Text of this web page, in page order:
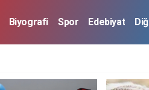
Biyografi Spor Edebiyat